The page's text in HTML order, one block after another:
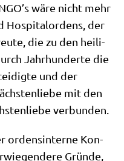
wäre nicht mehr
Hos­pi­tal­or­dens, der
die zu den hei­li­
Jahr­hun­der­te die
und der
mit den
verbunden.
ordens­in­ter­ne Kon­
Grün­de,